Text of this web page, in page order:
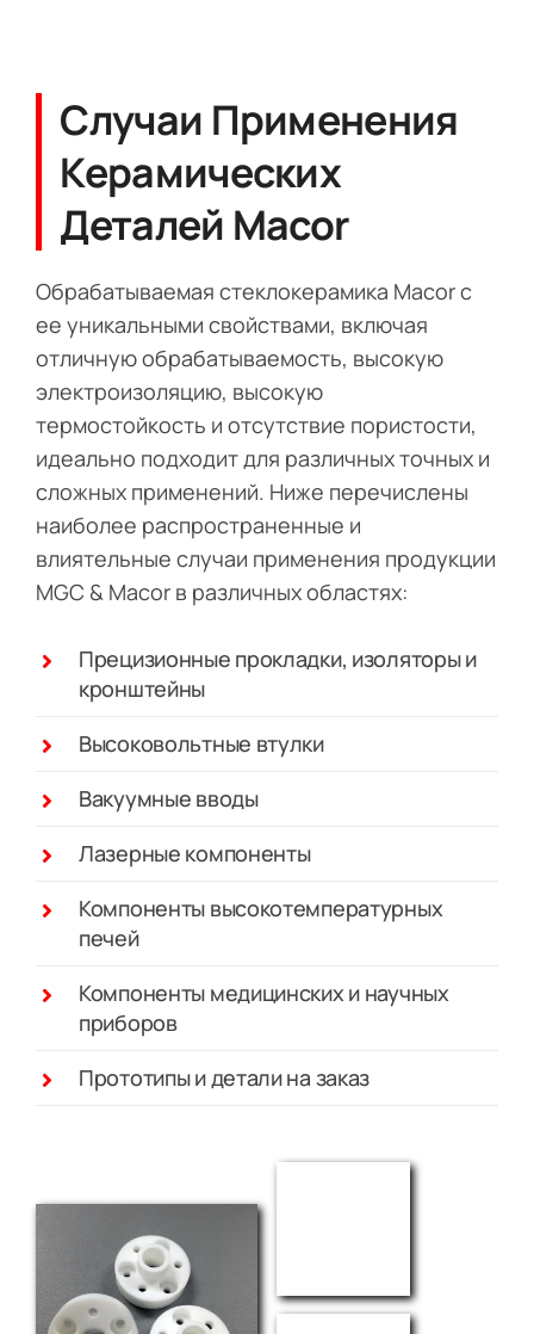
Случаи Применения
Керамических
Деталей Macor
Обрабатываемая стеклокерамика Macor с
ее уникальными свойствами, включая
отличную обрабатываемость, высокую
электроизоляцию, высокую
термостойкость и отсутствие пористости,
идеально подходит для различных точных и
сложных применений. Ниже перечислены
наиболее распространенные и
влиятельные случаи применения продукции
MGC & Macor в различных областях:
Прецизионные прокладки, изоляторы и
кронштейны
Высоковольтные втулки
Вакуумные вводы
Лазерные компоненты
Компоненты высокотемпературных
печей
Компоненты медицинских и научных
приборов
Прототипы и детали на заказ